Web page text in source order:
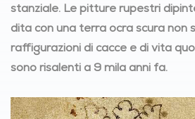
stanziale. Le pitture rupestri
dita con una terra ocra scura non
raffigurazioni di cacce e di vita
sono risalenti a 9 mila anni fa.